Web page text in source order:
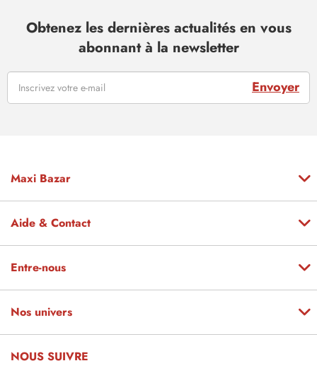
Obtenez les dernières actualités en vous
abonnant à la newsletter
Envoyer
Maxi Bazar
Aide & Contact
Entre-nous
Nos univers
NOUS SUIVRE